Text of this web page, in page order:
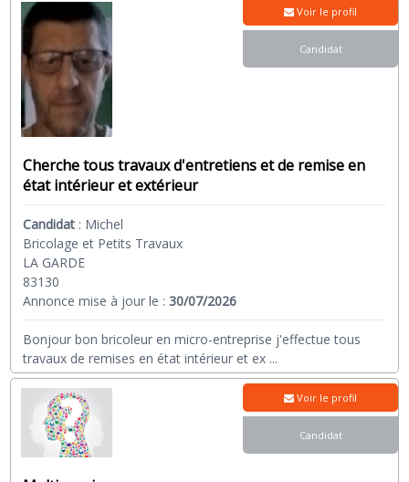
Cherche tous travaux d'entretiens et de remise en
état intérieur et extérieur
Candidat : Michel
Bricolage et Petits Travaux
LA GARDE
83130
Annonce mise à jour le :30/07/2026
Bonjour bon bricoleur en micro-entreprise j'effectue tous
travaux de remises en état intérieur et ex ...
Voir le profil
Candidat
Voir le profil
Candidat